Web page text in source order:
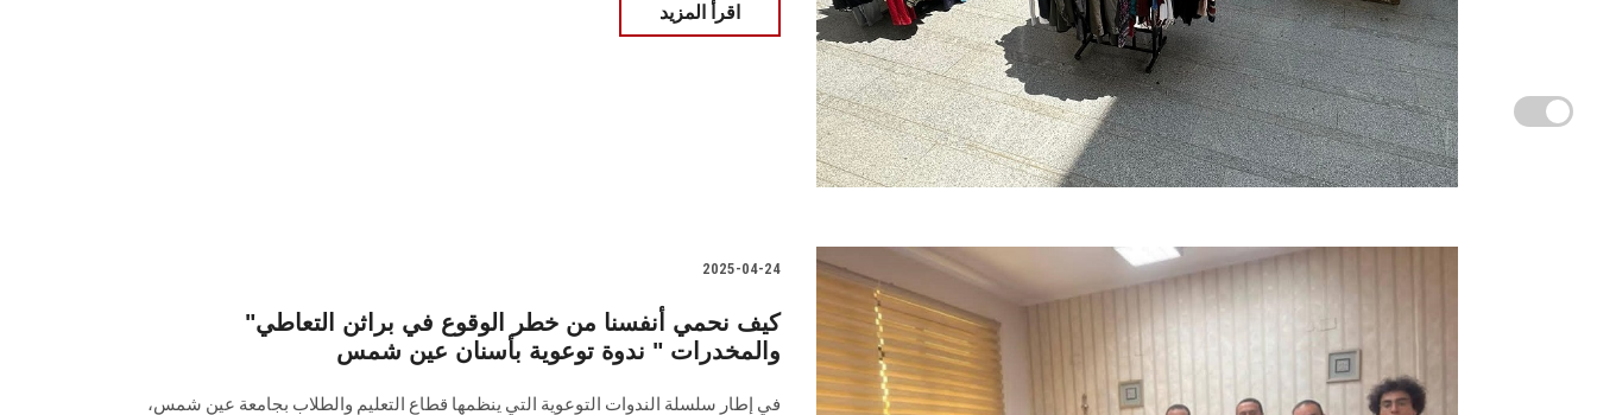
اقرأ المزيد
2025-04-24
"كيف نحمي أنفسنا من خطر الوقوع في براثن التعاطي
والمخدرات " ندوة توعوية بأسنان عين شمس
في إطار سلسلة الندوات التوعوية التي ينظمها قطاع التعليم والطلاب بجامعة عين شمس،